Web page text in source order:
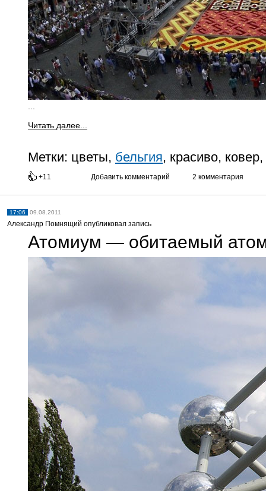
Читать далее...
Метки: цветы, бельгия, красиво,
+11 Добавить комментарий 2 комментария
17:06 09.08.2011
Александр Помнящий опубликовал запись
Атомиум — обитаемый